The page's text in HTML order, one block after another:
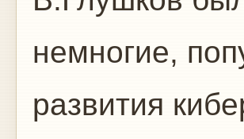
немногие,
развития